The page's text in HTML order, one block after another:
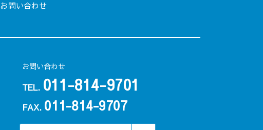
お問い合わせ
お問い合わせ
TEL. 011-814-9701
FAX. 011-814-9707